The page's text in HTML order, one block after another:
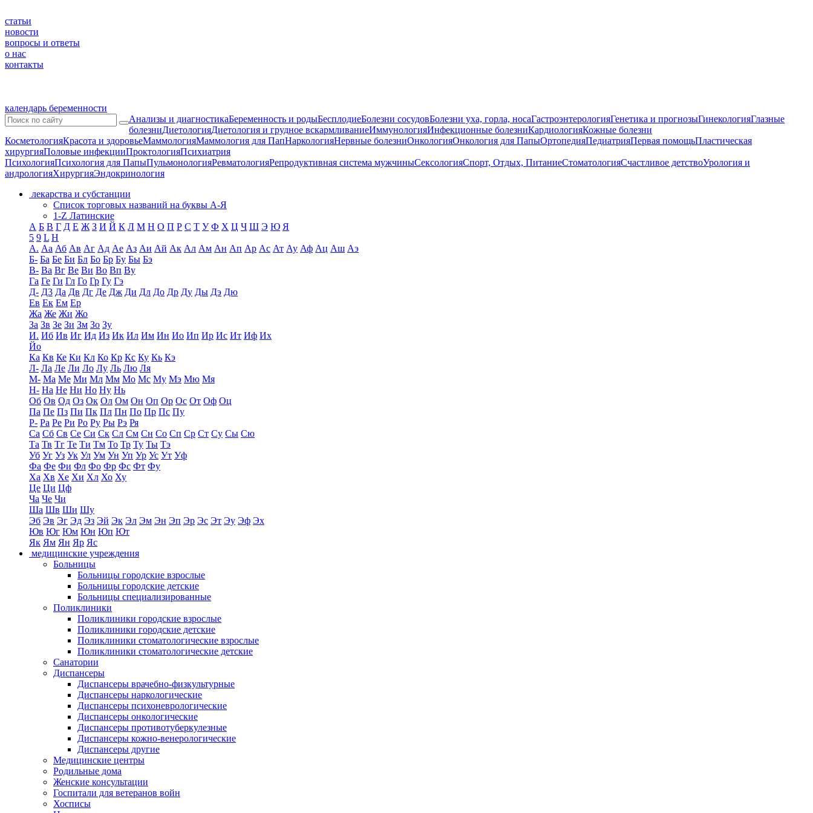
статьи
новости
вопросы и ответы
о нас
контакты
календарь беременности
Анализы и диагностикаБеременность и родыБесплодиеБолезни сосудовБолезни уха, горла, носаГастроэнтерологияГенетика и прогнозыГинекологияГлазные
болезниДиетологияДиетология и грудное вскармливаниеИммунологияИнфекционные болезниКардиологияКожные болезни
КосметологияКрасота и здоровьеМаммологияМаммология для ПапНаркологияНервные болезниОнкологияОнкология для ПапыОртопедияПедиатрияПервая помощьПластическая
хирургияПоловые инфекцииПроктологияПсихиатрия
ПсихологияПсихология для ПапыПульмонологияРевматологияРепродуктивная система мужчиныСексологияСпорт, Отдых, ПитаниеСтоматологияСчастливое детствоУрология и
андрологияХирургияЭндокринология
лекарства и субстанции
Список торговых названий на буквы А-Я
1-Z Латинские
А Б В Г Д Е Ж З И Й К Л М Н О П Р С Т У Ф Х Ц Ч Ш Э Ю Я
5 9 L H
А. Аа Аб Ав Аг Ад Ае Аз Аи Ай Ак Ал Ам Ан Ап Ар Ас Ат Ау Аф Ац Аш Аэ
Б- Ба Бе Би Бл Бо Бр Бу Бы Бэ
В- Ва Вг Ве Ви Во Вп Ву
Га Ге Ги Гл Го Гр Гу Гэ
Д- Д3 Да Дв Дг Де Дж Ди Дл До Др Ду Ды Дэ Дю
Ев Ек Ем Ер
Жа Же Жи Жо
За Зв Зе Зи Зм Зо Зу
И. Иб Ив Иг Ид Из Ик Ил Им Ин Ио Ип Ир Ис Ит Иф Их
Йо
Ка Кв Ке Ки Кл Ко Кр Кс Ку Кь Кэ
Л- Ла Ле Ли Ло Лу Ль Лю Ля
М- Ма Ме Ми Мл Мм Мо Мс Му Мэ Мю Мя
Н- На Не Ни Но Ну Нь
Об Ов Од Оз Ок Ол Ом Он Оп Ор Ос От Оф Оц
Па Пе Пз Пи Пк Пл Пн По Пр Пс Пу
Р- Ра Ре Ри Ро Ру Ры Рэ Ря
Са Сб Св Се Си Ск Сл См Сн Со Сп Ср Ст Су Сы Сю
Та Тв Тг Те Ти Тм То Тр Ту Ты Тэ
Уб Уг Уз Ук Ул Ум Ун Уп Ур Ус Ут Уф
Фа Фе Фи Фл Фо Фр Фс Фт Фу
Ха Хв Хе Хи Хл Хо Ху
Це Ци Цф
Ча Че Чи
Ша Шв Ши Шу
Эб Эв Эг Эд Эз Эй Эк Эл Эм Эн Эп Эр Эс Эт Эу Эф Эх
Юв Юг Юм Юн Юп Ют
Як Ям Ян Яр Яс
медицинские учреждения
Больницы
Больницы городские взрослые
Больницы городские детские
Больницы специализированные
Поликлиники
Поликлиники городские взрослые
Поликлиники городские детские
Поликлиники стоматологические взрослые
Поликлиники стоматологические детские
Санатории
Диспансеры
Диспансеры врачебно-физкультурные
Диспансеры наркологические
Диспансеры психоневрологические
Диспансеры онкологические
Диспансеры противотуберкулезные
Диспансеры кожно-венерологические
Диспансеры другие
Медицинские центры
Родильные дома
Женские консультации
Госпитали для ветеранов войн
Хосписы